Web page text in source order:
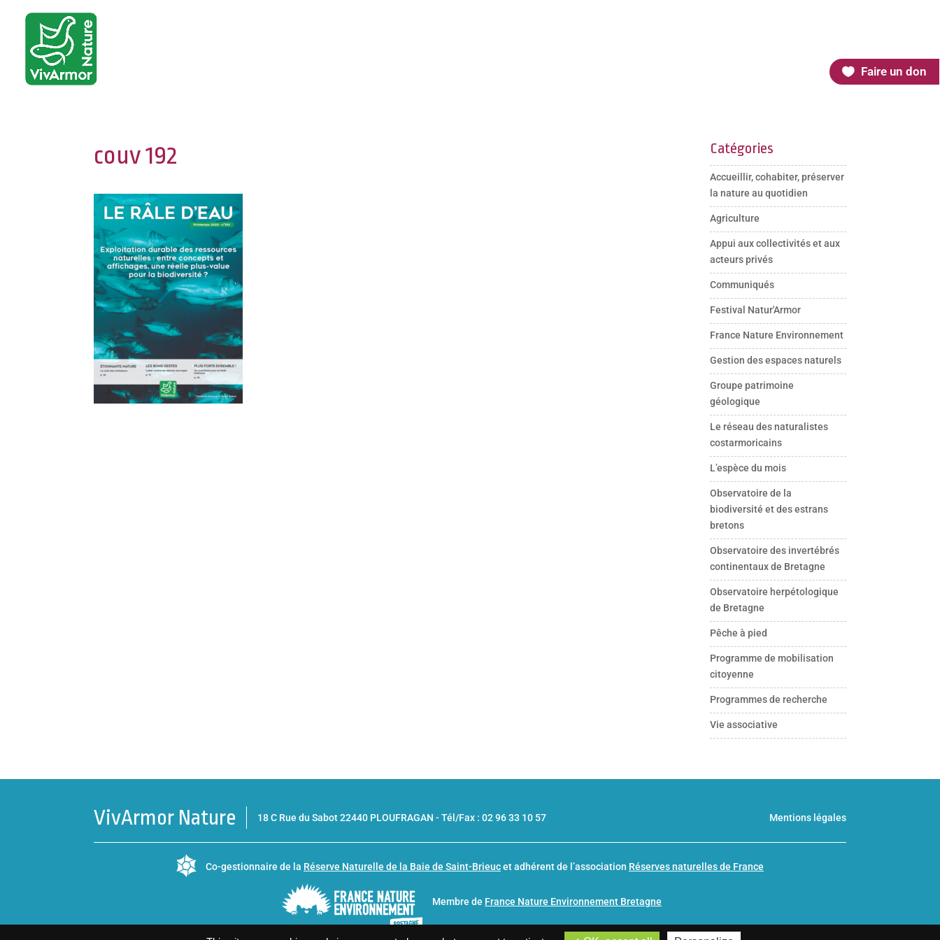
Faire un don
couv 192 Catégories
Accueillir, cohabiter, préserver
la nature au quotidien
Agriculture
Appui aux collectivités et aux
acteurs privés
Communiqués
Festival Natur'Armor
France Nature Environnement
Gestion des espaces naturels
Groupe patrimoine
géologique
Le réseau des naturalistes
costarmoricains
L’espèce du mois
Observatoire de la
biodiversité et des estrans
bretons
Observatoire des invertébrés
continentaux de Bretagne
Observatoire herpétologique
de Bretagne
Pêche à pied
Programme de mobilisation
citoyenne
Programmes de recherche
Vie associative
VivArmor Nature 18 C Rue du Sabot 22440 PLOUFRAGAN -Tél/Fax : 02 96 33 10 57 Mentions légales
Co-gestionnaire de la Réserve Naturelle de la Baie de Saint-Brieucet adhérent de l’association Réserves naturelles de France
Membre de France Nature Environnement Bretagne